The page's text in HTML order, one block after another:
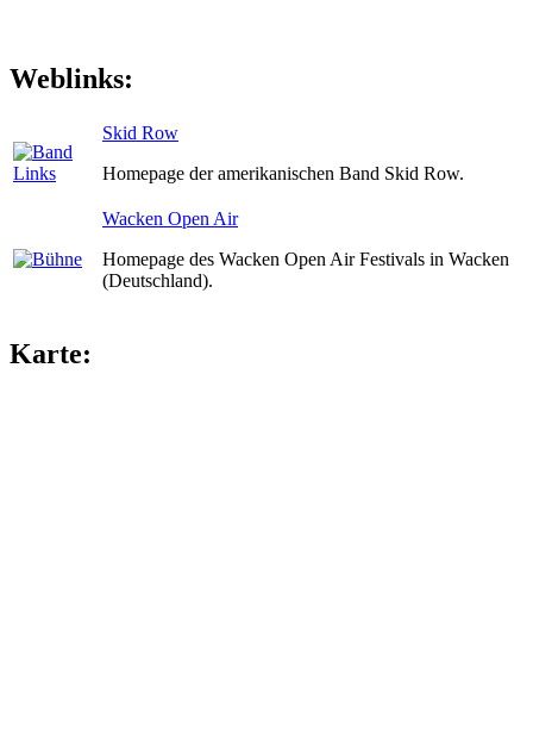
Weblinks:
Skid Row
Homepage der amerikanischen Band Skid Row.
Wacken Open Air
Homepage des Wacken Open Air Festivals in Wacken
(Deutschland).
Karte: